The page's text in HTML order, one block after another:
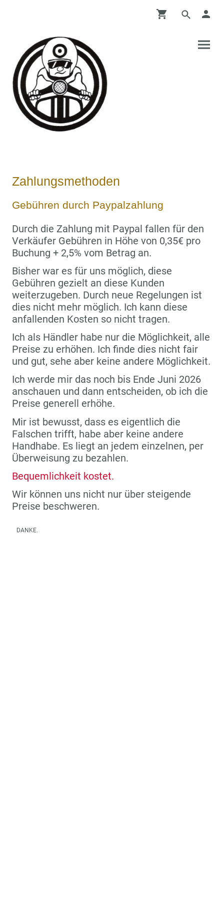
Zahlungsmethoden
Gebühren durch Paypalzahlung
Durch die Zahlung mit Paypal fallen für den
Verkäufer Gebühren in Höhe von 0,35€ pro
Buchung + 2,5% vom Betrag an.
Bisher war es für uns möglich, diese
Gebühren gezielt an diese Kunden
weiterzugeben. Durch neue Regelungen ist
dies nicht mehr möglich. Ich kann diese
anfallenden Kosten so nicht tragen.
Ich als Händler habe nur die Möglichkeit, alle
Preise zu erhöhen. Ich finde dies nicht fair
und gut, sehe aber keine andere Möglichkeit.
Ich werde mir das noch bis Ende Juni 2026
anschauen und dann entscheiden, ob ich die
Preise generell erhöhe.
Mir ist bewusst, dass es eigentlich die
Falschen trifft, habe aber keine andere
Handhabe. Es liegt an jedem einzelnen, per
Überweisung zu bezahlen.
Bequemlichkeit kostet.
Wir können uns nicht nur über steigende
Preise beschweren.
DANKE.